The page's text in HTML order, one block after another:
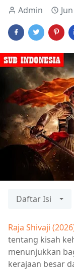
Admin
Daftar Isi
Raja Shivaji
tentang kisah
menunjukkan
kerajaan besar